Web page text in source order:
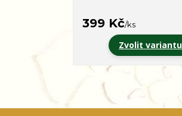
399 Kč/ks
Zvolit variantu